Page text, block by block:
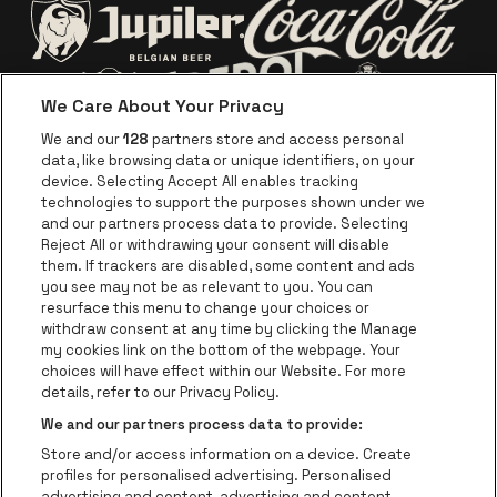
avant le concert.Visitez le site de Lotto
Visitez le site de Jupiler Visitez le site de
Visitez le site de Red Bull
Visitez le site de Le logo de
Visitez le site de Le logo Jameson en
Visitez le site de CrokyVisitez le site de Bruzz
Visitez le site de Le SoirVisitez le site de
Visitez le site de Radio
Forest National fait partie de be•at
Forest National
Avenue Victor Rousseau 208, 1190 Forest
Be-At Venues
Schijnpoortweg 119, 2170 Anvers
We Care About Your Privacy
We and our128 partners store and access personal
data, like browsing data or unique identifiers, on your
device. Selecting Accept All enables tracking
technologies to support the purposes shown under we
and our partners process data to provide. Selecting
Reject All or withdrawing your consent will disable
them. If trackers are disabled, some content and ads
you see may not be as relevant to you. You can
resurface this menu to change your choices or
withdraw consent at any time by clicking the Manage
my cookies link on the bottom of the webpage. Your
choices will have effect within our Website. For more
details, refer to our Privacy Policy.
We and our partners process data to provide:
Store and/or access information on a device. Create
profiles for personalised advertising. Personalised